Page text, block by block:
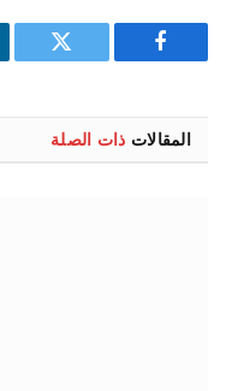
فيسبوك تويتر
المقالات ذات الصلة